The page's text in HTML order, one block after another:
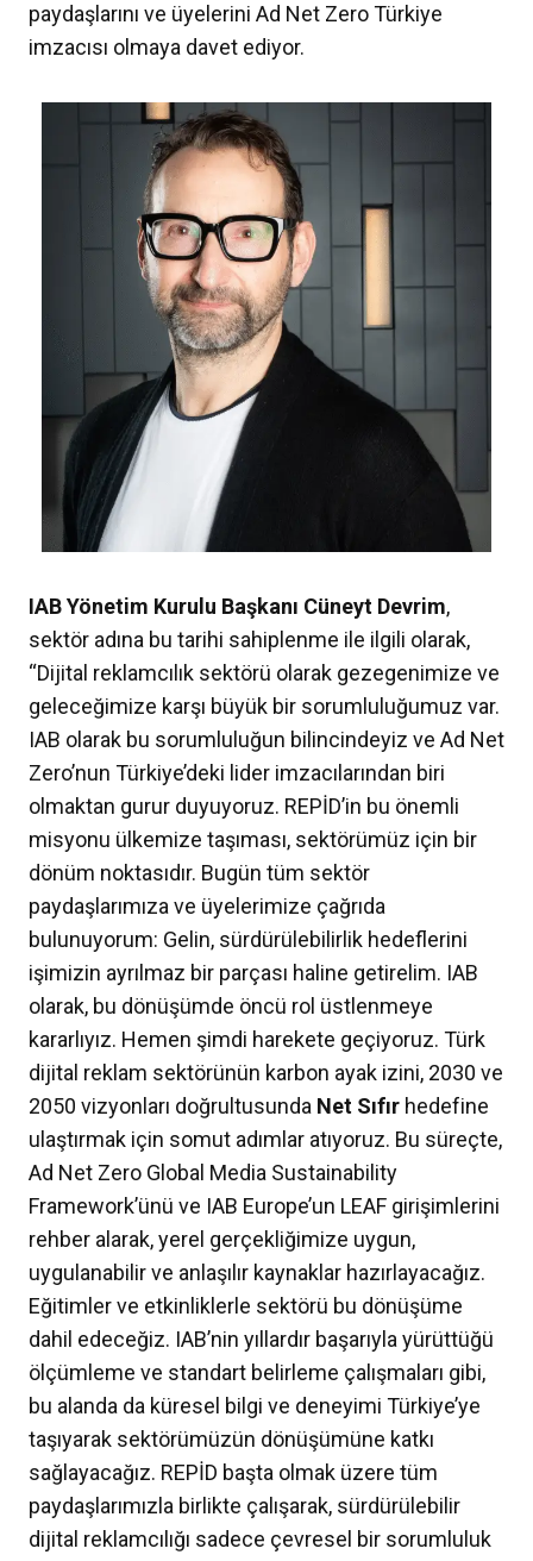
paydaşlarını ve üyelerini Ad Net Zero Türkiye
imzacısı olmaya davet ediyor.
IAB Yönetim Kurulu Başkanı Cüneyt Devrim,
sektör adına bu tarihi sahiplenme ile ilgili olarak,
“Dijital reklamcılık sektörü olarak gezegenimize ve
geleceğimize karşı büyük bir sorumluluğumuz var.
IAB olarak bu sorumluluğun bilincindeyiz ve Ad Net
Zero’nun Türkiye’deki lider imzacılarından biri
olmaktan gurur duyuyoruz. REPİD’in bu önemli
misyonu ülkemize taşıması, sektörümüz için bir
dönüm noktasıdır. Bugün tüm sektör
paydaşlarımıza ve üyelerimize çağrıda
bulunuyorum: Gelin, sürdürülebilirlik hedeflerini
işimizin ayrılmaz bir parçası haline getirelim. IAB
olarak, bu dönüşümde öncü rol üstlenmeye
kararlıyız. Hemen şimdi harekete geçiyoruz. Türk
dijital reklam sektörünün karbon ayak izini, 2030 ve
2050 vizyonları doğrultusunda Net Sıfır hedefine
ulaştırmak için somut adımlar atıyoruz. Bu süreçte,
Ad Net Zero Global Media Sustainability
Framework’ünü ve IAB Europe’un LEAF girişimlerini
rehber alarak, yerel gerçekliğimize uygun,
uygulanabilir ve anlaşılır kaynaklar hazırlayacağız.
Eğitimler ve etkinliklerle sektörü bu dönüşüme
dahil edeceğiz. IAB’nin yıllardır başarıyla yürüttüğü
ölçümleme ve standart belirleme çalışmaları gibi,
bu alanda da küresel bilgi ve deneyimi Türkiye’ye
taşıyarak sektörümüzün dönüşümüne katkı
sağlayacağız. REPİD başta olmak üzere tüm
paydaşlarımızla birlikte çalışarak, sürdürülebilir
dijital reklamcılığı sadece çevresel bir sorumluluk